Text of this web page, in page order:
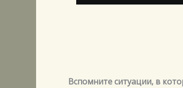
Вспомните ситуации, в